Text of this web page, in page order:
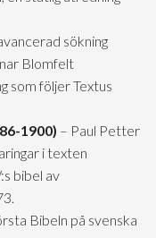
sökning
Blomfelt
som följer Textus
1900) – Paul Petter
i texten
bibel av
Bibeln på svenska